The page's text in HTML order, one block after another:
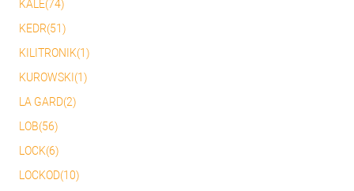
KALE(74)
KEDR(51)
KILITRONIK(1)
KUROWSKI(1)
LA GARD(2)
LOB(56)
LOCK(6)
LOCKOD(10)